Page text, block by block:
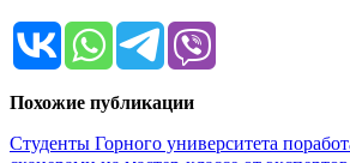
Похожие публикации
Студенты Горного университета